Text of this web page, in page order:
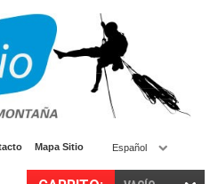
Español
Mapa Sitio